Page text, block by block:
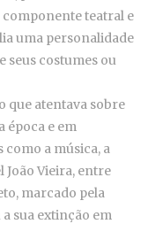
teatral e
uma personalidade
seus costumes ou
que atentava sobre
época e em
a música, a
João Vieira, entre
marcado pela
sua extinção em